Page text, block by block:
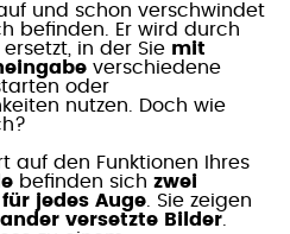
und schon verschwindet
befinden. Er wird durch
in der Sie mit
verschiedene
oder
nutzen. Doch wie
auf den Funktionen Ihres
befinden sich zwei
jedes Auge. Sie zeigen
versetzte Bilder.